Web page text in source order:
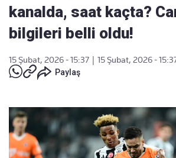
kanalda, saat kaçta?
bilgileri belli oldu!
15 Şubat, 2026 - 15:37
15 Şubat, 2026 -
Paylaş